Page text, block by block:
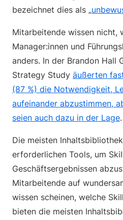
bezeichnet dies als „
Mitarbeitende wissen nicht,
Manager:innen und
anders. In der Brandon Hall
Strategy Study äußerten
(87 %) die Notwendigkeit,
aufeinander abzustimmen,
seien auch dazu in der Lage.
Die meisten
erforderlichen Tools, um
Geschäftsergebnissen
Mitarbeitende auf
wissen scheinen, welche
bieten die meisten